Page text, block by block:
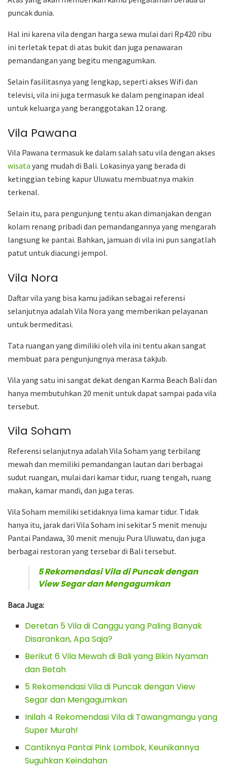
puncak dunia.
Hal ini karena vila dengan harga sewa mulai dari Rp420 ribu
ini terletak tepat di atas bukit dan juga penawaran
pemandangan yang begitu mengagumkan.
Selain fasilitasnya yang lengkap, seperti akses Wifi dan
televisi, vila ini juga termasuk ke dalam penginapan ideal
untuk keluarga yang beranggotakan 12 orang.
Vila Pawana
Vila Pawana termasuk ke dalam salah satu vila dengan akses
wisata yang mudah di Bali. Lokasinya yang berada di
ketinggian tebing kapur Uluwatu membuatnya makin
terkenal.
Selain itu, para pengunjung tentu akan dimanjakan dengan
kolam renang pribadi dan pemandangannya yang mengarah
langsung ke pantai. Bahkan, jamuan di vila ini pun sangatlah
patut untuk diacungi jempol.
Vila Nora
Daftar vila yang bisa kamu jadikan sebagai referensi
selanjutnya adalah Vila Nora yang memberikan pelayanan
untuk bermeditasi.
Tata ruangan yang dimiliki oleh vila ini tentu akan sangat
membuat para pengunjungnya merasa takjub.
Vila yang satu ini sangat dekat dengan Karma Beach Bali dan
hanya membutuhkan 20 menit untuk dapat sampai pada vila
tersebut.
Vila Soham
Referensi selanjutnya adalah Vila Soham yang terbilang
mewah dan memiliki pemandangan lautan dari berbagai
sudut ruangan, mulai dari kamar tidur, ruang tengah, ruang
makan, kamar mandi, dan juga teras.
Vila Soham memiliki setidaknya lima kamar tidur. Tidak
hanya itu, jarak dari Vila Soham ini sekitar 5 menit menuju
Pantai Pandawa, 30 menit menuju Pura Uluwatu, dan juga
berbagai restoran yang tersebar di Bali tersebut.
5 Rekomendasi Vila di Puncak dengan
View Segar dan Mengagumkan
Baca Juga:
Deretan 5 Vila di Canggu yang Paling Banyak
Disarankan, Apa Saja?
Berikut 6 Vila Mewah di Bali yang Bikin Nyaman
dan Betah
5 Rekomendasi Vila di Puncak dengan View
Segar dan Mengagumkan
Inilah 4 Rekomendasi Vila di Tawangmangu yang
Super Murah!
Cantiknya Pantai Pink Lombok, Keunikannya
Suguhkan Keindahan